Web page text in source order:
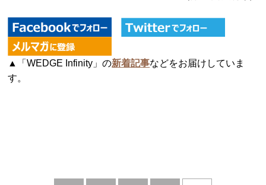
▲「WEDGE Infinity」の新着記事などをお届けしていま
す。